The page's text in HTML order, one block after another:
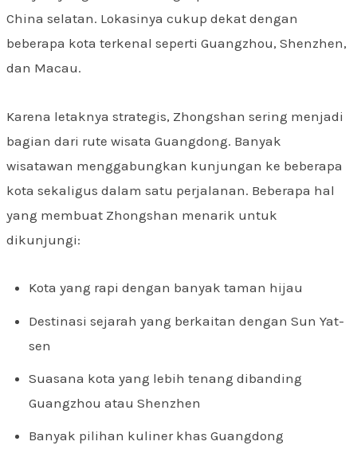
China selatan. Lokasinya cukup dekat dengan
beberapa kota terkenal seperti Guangzhou, Shenzhen,
dan Macau.
Karena letaknya strategis, Zhongshan sering menjadi
bagian dari rute wisata Guangdong. Banyak
wisatawan menggabungkan kunjungan ke beberapa
kota sekaligus dalam satu perjalanan. Beberapa hal
yang membuat Zhongshan menarik untuk
dikunjungi:
Kota yang rapi dengan banyak taman hijau
Destinasi sejarah yang berkaitan dengan Sun Yat-
sen
Suasana kota yang lebih tenang dibanding
Guangzhou atau Shenzhen
Banyak pilihan kuliner khas Guangdong